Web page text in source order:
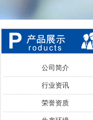
公司简介
行业资讯
荣誉资质